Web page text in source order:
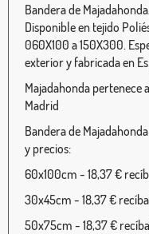
Bandera de
Disponible en tejido
060X100 a 150X300.
exterior y fabricada en
Majadahonda pertenece
Madrid
Bandera de
y precios:
60x100cm - 18,37 €
30x45cm - 18,37 €
50x75cm - 18,37 €